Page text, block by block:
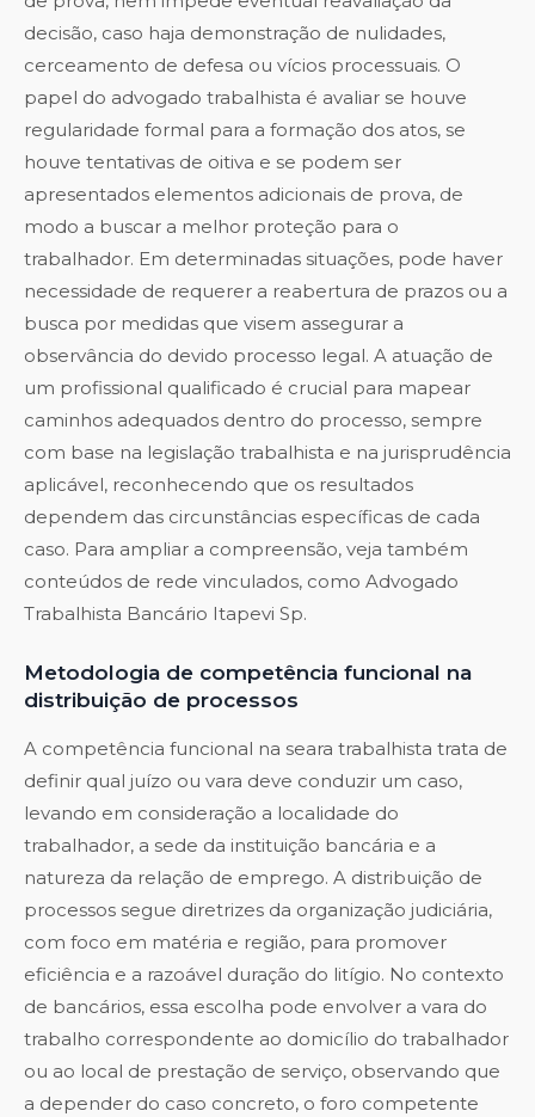
decisão, caso haja demonstração de nulidades,
cerceamento de defesa ou vícios processuais. O
papel do advogado trabalhista é avaliar se houve
regularidade formal para a formação dos atos, se
houve tentativas de oitiva e se podem ser
apresentados elementos adicionais de prova, de
modo a buscar a melhor proteção para o
trabalhador. Em determinadas situações, pode haver
necessidade de requerer a reabertura de prazos ou a
busca por medidas que visem assegurar a
observância do devido processo legal. A atuação de
um profissional qualificado é crucial para mapear
caminhos adequados dentro do processo, sempre
com base na legislação trabalhista e na jurisprudência
aplicável, reconhecendo que os resultados
dependem das circunstâncias específicas de cada
caso. Para ampliar a compreensão, veja também
conteúdos de rede vinculados, como Advogado
Trabalhista Bancário Itapevi Sp.
Metodologia de competência funcional na
distribuição de processos
A competência funcional na seara trabalhista trata de
definir qual juízo ou vara deve conduzir um caso,
levando em consideração a localidade do
trabalhador, a sede da instituição bancária e a
natureza da relação de emprego. A distribuição de
processos segue diretrizes da organização judiciária,
com foco em matéria e região, para promover
eficiência e a razoável duração do litígio. No contexto
de bancários, essa escolha pode envolver a vara do
trabalho correspondente ao domicílio do trabalhador
ou ao local de prestação de serviço, observando que
a depender do caso concreto, o foro competente